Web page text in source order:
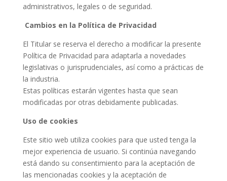
administrativos, legales o de seguridad.
Cambios en la Política de Privacidad
El Titular se reserva el derecho a modificar la presente
Política de Privacidad para adaptarla a novedades
legislativas o jurisprudenciales, así como a prácticas de
la industria.
Estas políticas estarán vigentes hasta que sean
modificadas por otras debidamente publicadas.
Uso de cookies
Este sitio web utiliza cookies para que usted tenga la
mejor experiencia de usuario. Si continúa navegando
está dando su consentimiento para la aceptación de
las mencionadas cookies y la aceptación de